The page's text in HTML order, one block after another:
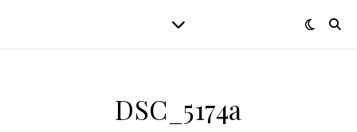
DSC_5174a